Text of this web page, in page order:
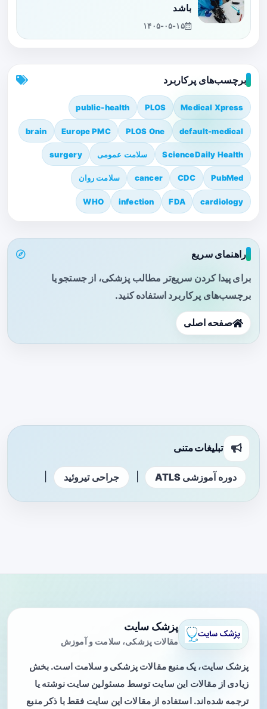
باشد
۱۴۰۵-۰۵-۱۵
برچسب‌های پرکاربرد
Medical Xpress
PLOS
public-health
default-medical
PLOS One
Europe PMC
brain
ScienceDaily Health سلامت عمومی surgery
PubMed
CDC
cancer سلامت روان
cardiology
FDA
infection
WHO
راهنمای سریع
برای پیدا کردن سریع‌تر مطالب پزشکی، از جستجو یا
برچسب‌های پرکاربرد استفاده کنید.
صفحه اصلی
تبلیغات متنی
دوره آموزشی ATLS جراحی تیروئید
پزشک سایت
مقالات پزشکی، سلامت و آموزش
پزشک سایت، یک منبع مقالات پزشکی و سلامت است. بخش
زیادی از مقالات این سایت توسط مسئولین سایت نوشته یا
ترجمه شده‌اند. استفاده از مقالات این سایت فقط با ذکر منبع